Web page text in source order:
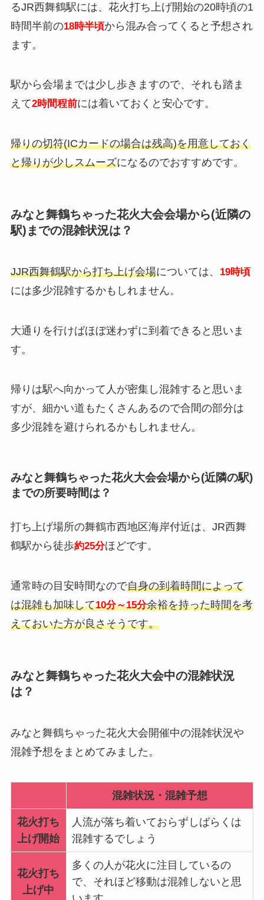
るJR西舞鶴駅には、花火打ち上げ開始の20時頃の1
時間半前の18時半頃から混み合ってくると予想され
ます。
駅から会場までは少し歩きますので、それも踏ま
えて2時間程前には着いておくと安心です。
帰りの切符(ICカードの場合は残高)を用意しておく
と帰りが少しスムーズになるのでおすすめです。
みなと舞鶴ちゃった花火大会会場から(近隣の
駅)までの混雑状況は？
JJR西舞鶴駅から打ち上げ会場については、 19時頃
には多少混雑するかもしれません。
大通りを行けばほぼ迷わずに到着できると思いま
す。
帰りは駅へ向かって人が密集し混雑すると思いま
すが、細かい道もたくさんあるので合間の部分は
多少混雑を避けられるかもしれません。
みなと舞鶴ちゃった花火大会会場から(近隣の駅)
までの所要時間は？
打ち上げ場所の舞鶴市西地区海岸付近は、JR西舞
鶴駅から徒歩約25分ほどです。
通常時の目安時間なので自身の到着時間によって
は混雑も加味して10分～15分余裕を持った時間を考
えておいた方が良さそうです。
みなと舞鶴ちゃった花火大会中の混雑状況
は？
みなと舞鶴ちゃった花火大会開催中の混雑状況や
混雑予想をまとめてみました。
混雑状況・混雑予想
花火打ち
上げ開始
人流が落ち着いておらずしばらくは
混雑するでしょう
花火打ち
上げ中
多くの人が花火に注目しているの
で、それほど移動は混雑しないと思